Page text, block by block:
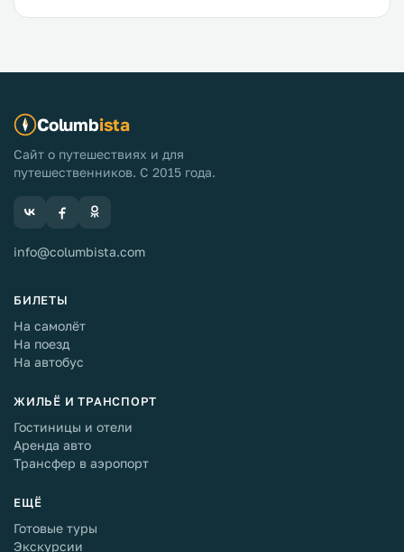
Columbista
Сайт о путешествиях и для
путешественников. С 2015 года.
info@columbista.com
БИЛЕТЫ
На самолёт
На поезд
На автобус
ЖИЛЬЁ И ТРАНСПОРТ
Гостиницы и отели
Аренда авто
Трансфер в аэропорт
ЕЩЁ
Готовые туры
Экскурсии